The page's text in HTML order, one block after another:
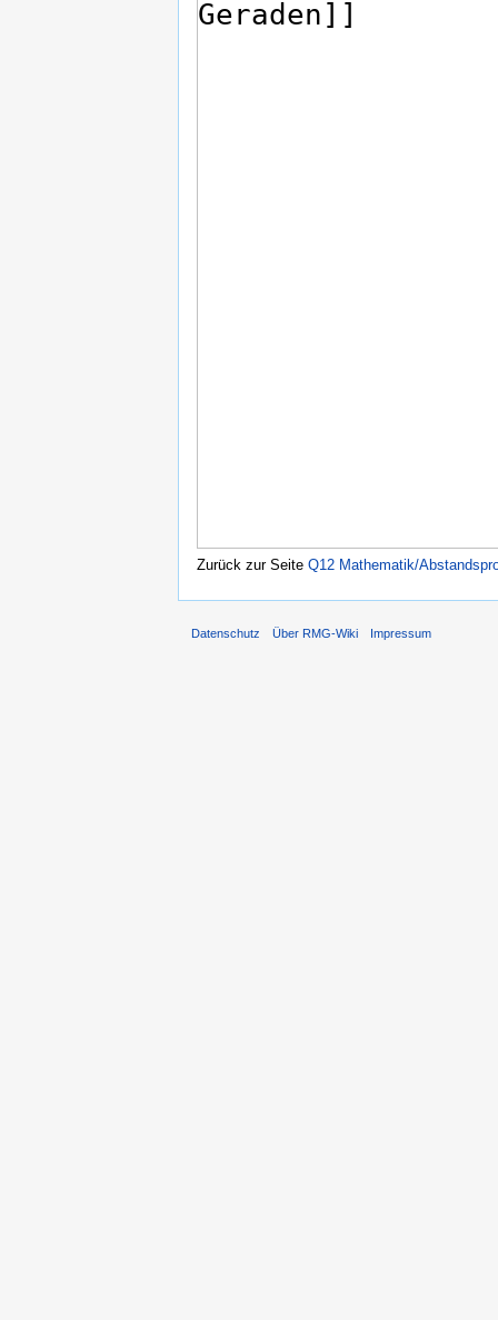
Zurück zur Seite Q12 Mathematik/
Datenschutz Über RMG-Wiki Impressum